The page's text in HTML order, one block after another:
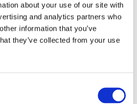
about your use of our site with
and analytics partners who
information that you’ve
they’ve collected from your use
ett omdöme.